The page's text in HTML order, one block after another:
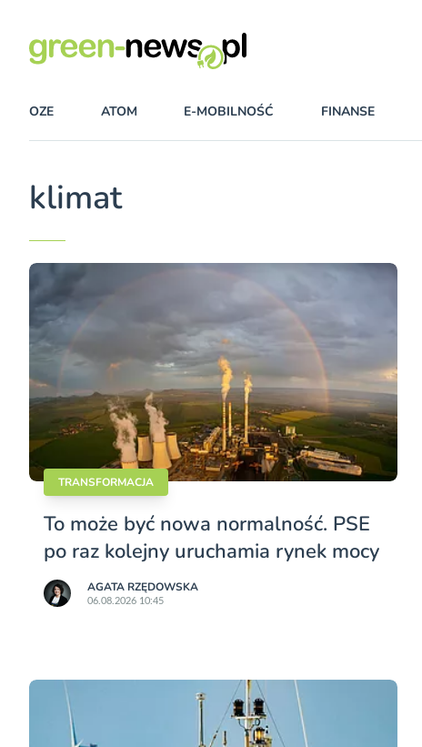
OZE ATOM E-MOBILNOŚĆ FINANSE
klimat
TRANSFORMACJA
To może być nowa normalność. PSE
po raz kolejny uruchamia rynek mocy
AGATA RZĘDOWSKA
06.08.2026 10:45